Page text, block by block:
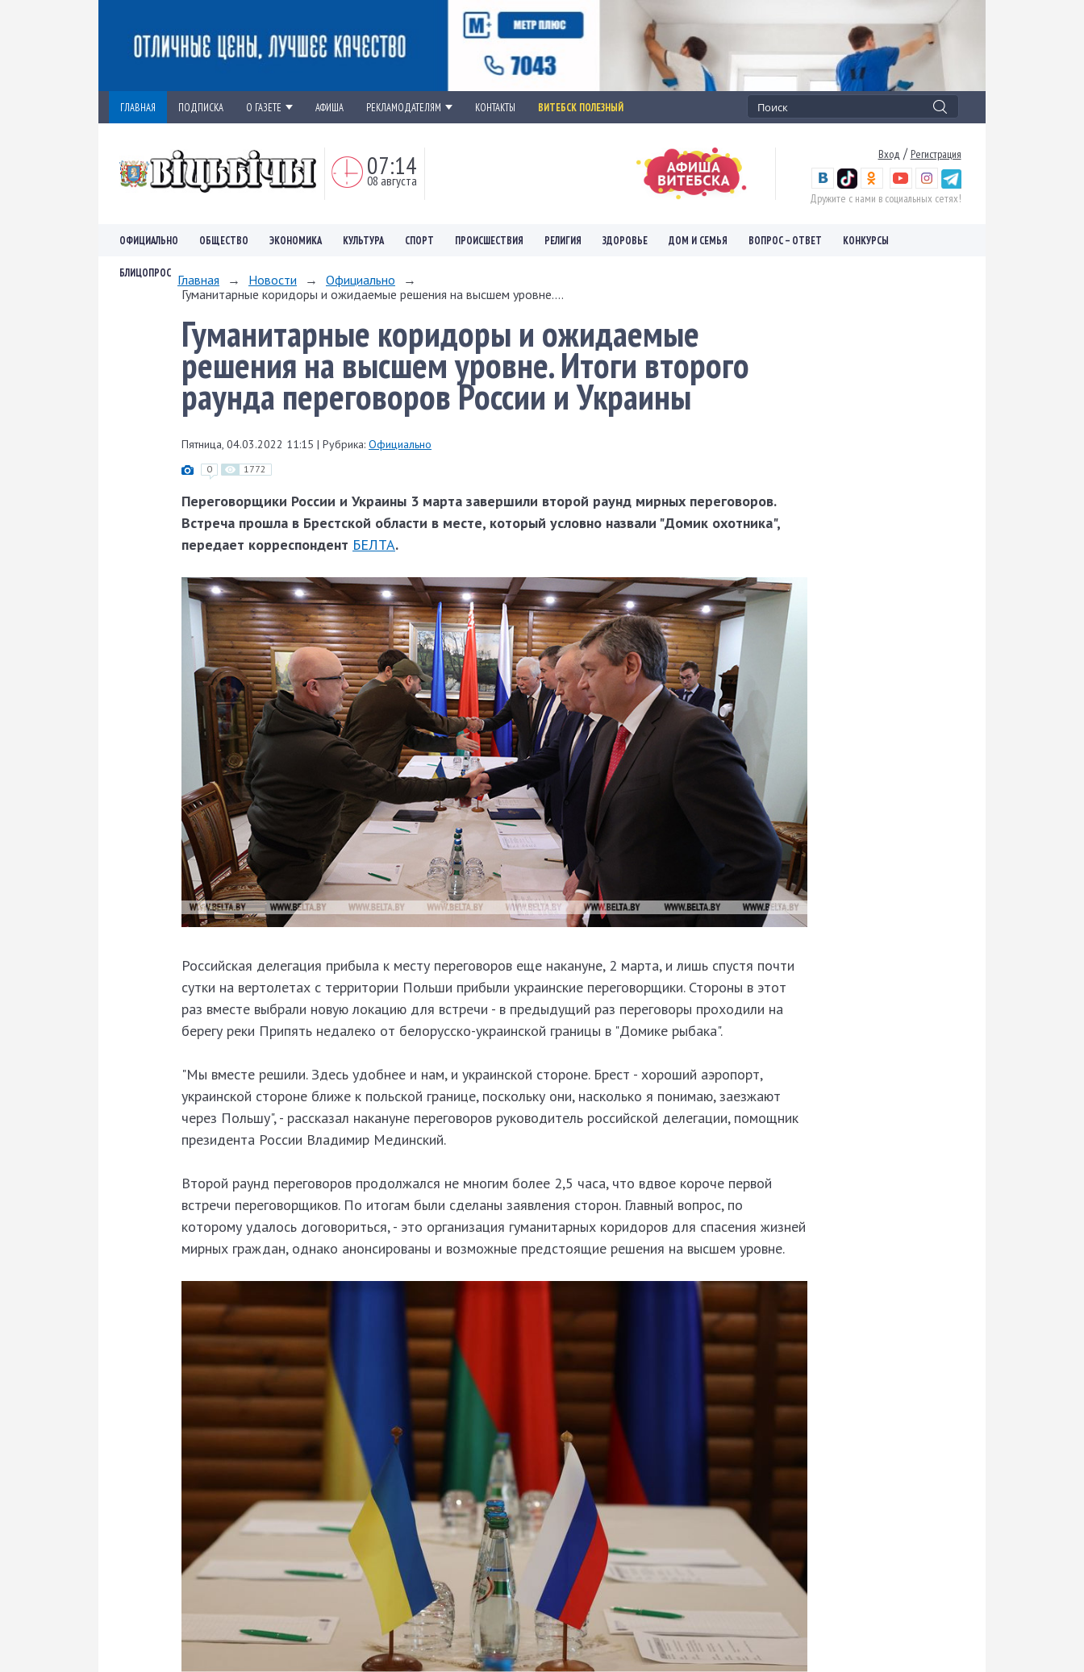
ГЛАВНАЯ ПОДПИСКА О ГАЗЕТЕ АФИША РЕКЛАМОДАТЕЛЯМ КОНТАКТЫ ВИТЕБСК ПОЛЕЗНЫЙ
07:14
08 августа
Вход / Регистрация
Дружите с нами в социальных сетях!
ОФИЦИАЛЬНО ОБЩЕСТВО ЭКОНОМИКА КУЛЬТУРА СПОРТ ПРОИСШЕСТВИЯ РЕЛИГИЯ ЗДОРОВЬЕ ДОМ И СЕМЬЯ ВОПРОС – ОТВЕТ КОНКУРСЫ
БЛИЦОПРОС Главная → Новости → Официально
→
Гуманитарные коридоры и ожидаемые решения на высшем уровне....
Гуманитарные коридоры и ожидаемые
решения на высшем уровне. Итоги второго
раунда переговоров России и Украины
Пятница, 04.03.2022 11:15 | Рубрика: Официально
0 1772
Переговорщики России и Украины 3 марта завершили второй раунд мирных переговоров.
Встреча прошла в Брестской области в месте, который условно назвали "Домик охотника",
передает корреспондент БЕЛТА.
Российская делегация прибыла к месту переговоров еще накануне, 2 марта, и лишь спустя почти
сутки на вертолетах с территории Польши прибыли украинские переговорщики. Стороны в этот
раз вместе выбрали новую локацию для встречи - в предыдущий раз переговоры проходили на
берегу реки Припять недалеко от белорусско-украинской границы в "Домике рыбака".
"Мы вместе решили. Здесь удобнее и нам, и украинской стороне. Брест - хороший аэропорт,
украинской стороне ближе к польской границе, поскольку они, насколько я понимаю, заезжают
через Польшу", - рассказал накануне переговоров руководитель российской делегации, помощник
президента России Владимир Мединский.
Второй раунд переговоров продолжался не многим более 2,5 часа, что вдвое короче первой
встречи переговорщиков. По итогам были сделаны заявления сторон. Главный вопрос, по
которому удалось договориться, - это организация гуманитарных коридоров для спасения жизней
мирных граждан, однако анонсированы и возможные предстоящие решения на высшем уровне.